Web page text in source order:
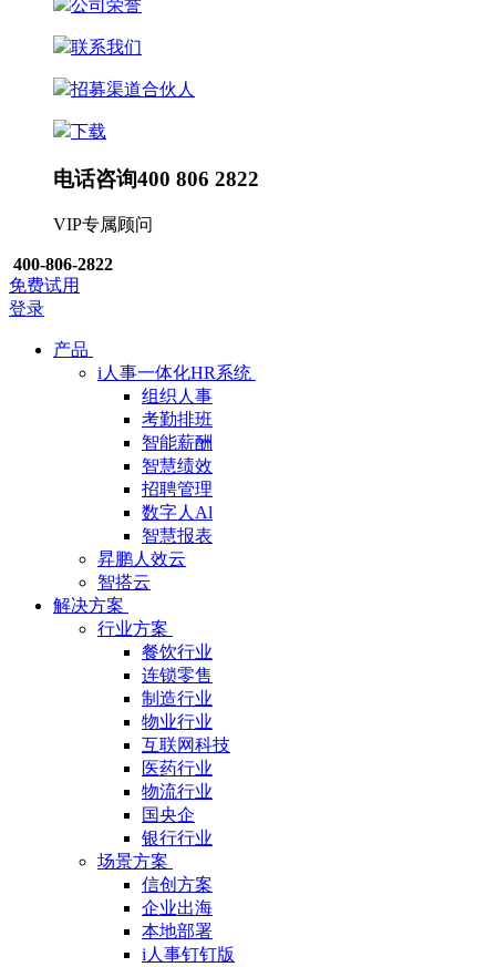
公司荣誉
联系我们
招募渠道合伙人
下载
电话咨询400 806 2822
VIP专属顾问
400-806-2822
免费试用
登录
产品
i人事一体化HR系统
组织人事
考勤排班
智能薪酬
智慧绩效
招聘管理
数字人Al
智慧报表
昇鹏人效云
智搭云
解决方案
行业方案
餐饮行业
连锁零售
制造行业
物业行业
互联网科技
医药行业
物流行业
国央企
银行行业
场景方案
信创方案
企业出海
本地部署
i人事钉钉版